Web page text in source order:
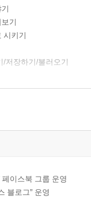
기
시키기
/저장하기/불러오기
경망 모델 만들어보기
레이어 이야기
모델 만들어보기
델 만들어보기
페이스북 그룹 운영
블로그” 운영